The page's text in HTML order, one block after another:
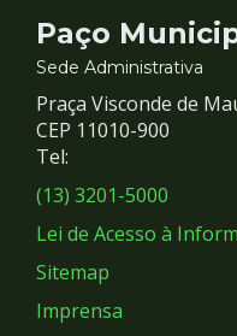
Contato
e
Redes
Sociais
Paço
Sede Administrativa
Praça Visconde de
CEP 11010-900
Tel:
(13) 3201-5000
Lei de Acesso à
Sitemap
Imprensa